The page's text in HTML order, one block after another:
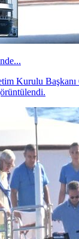
Kurulu Başkanı